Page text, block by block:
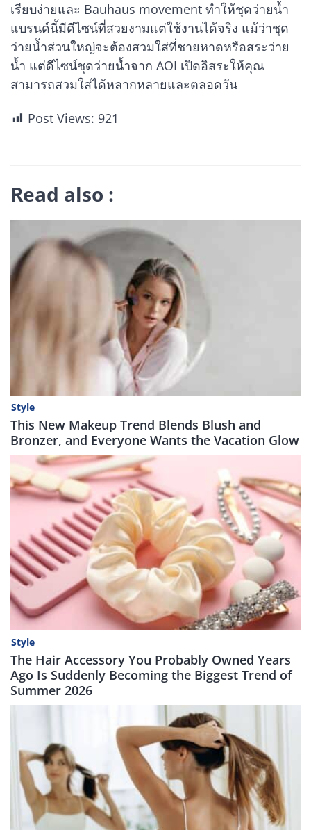
เรียบง่ายและ Bauhaus movement ทำให้ชุดว่ายน้ำ
แบรนด์นี้มีดีไซน์ที่สวยงามแต่ใช้งานได้จริง แม้ว่าชุด
ว่ายน้ำส่วนใหญ่จะต้องสวมใส่ที่ชายหาดหรือสระว่าย
น้ำ แต่ดีไซน์ชุดว่ายน้ำจาก AOI เปิดอิสระให้คุณ
สามารถสวมใส่ได้หลากหลายและตลอดวัน
Post Views: 921
Read also :
Style
This New Makeup Trend Blends Blush and
Bronzer, and Everyone Wants the Vacation Glow
Style
The Hair Accessory You Probably Owned Years
Ago Is Suddenly Becoming the Biggest Trend of
Summer 2026